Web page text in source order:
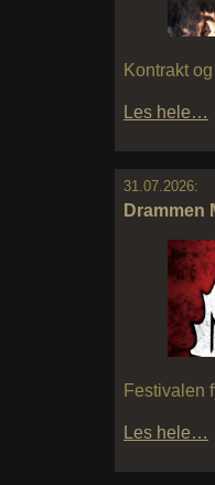
Kontrakt
Les hele…
31.07.2026:
Drammen
Festivalen
Les hele…